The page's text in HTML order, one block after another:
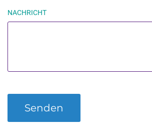
NACHRICHT